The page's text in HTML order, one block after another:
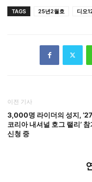
TAGS 25년2월호 디오
이전 기사
3,000명 라이더의 성지,
코리아 내셔널 호그 랠리’ 참
신청 중